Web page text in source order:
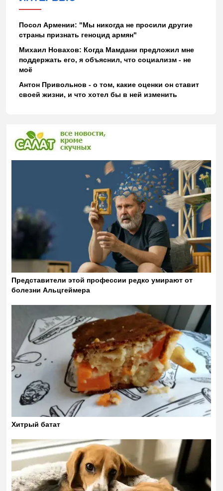
Посол Армении: "Мы никогда не просили другие
страны признать геноцид армян"
Михаил Новахов: Когда Мамдани предложил мне
поддержать его, я объяснил, что социализм - не
моё
Антон Привольнов - о том, какие оценки он ставит
своей жизни, и что хотел бы в ней изменить